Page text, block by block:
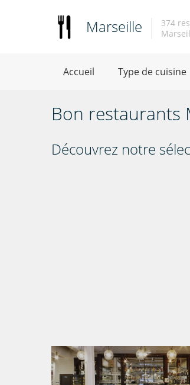
Marseille
374
Accueil Type de cuisine
Bon restaurants
Découvrez notre